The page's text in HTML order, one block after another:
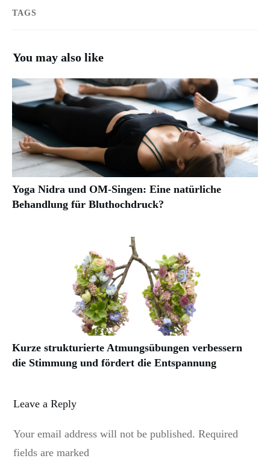
TAGS
You may also like
Yoga Nidra und OM-Singen: Eine natürliche
Behandlung für Bluthochdruck?
Kurze strukturierte Atmungsübungen verbessern
die Stimmung und fördert die Entspannung
Leave a Reply
Your email address will not be published. Required
fields are marked